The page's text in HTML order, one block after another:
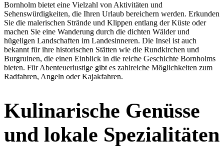
Bornholm bietet eine Vielzahl von Aktivitäten und
Sehenswürdigkeiten, die Ihren Urlaub bereichern werden. Erkunden
Sie die malerischen Strände und Klippen entlang der Küste oder
machen Sie eine Wanderung durch die dichten Wälder und
hügeligen Landschaften im Landesinneren. Die Insel ist auch
bekannt für ihre historischen Stätten wie die Rundkirchen und
Burgruinen, die einen Einblick in die reiche Geschichte Bornholms
bieten. Für Abenteuerlustige gibt es zahlreiche Möglichkeiten zum
Radfahren, Angeln oder Kajakfahren.
Kulinarische Genüsse
und lokale Spezialitäten